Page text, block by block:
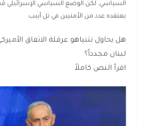
السياسي. لكنّ الوضع السياسي
يعتقده عدد من الأمنيين في تل أبيب.
هل يحاول نتنياهو عرقلة الاتفاق
لبنان مجدداً؟
اقرأ النص كاملاً